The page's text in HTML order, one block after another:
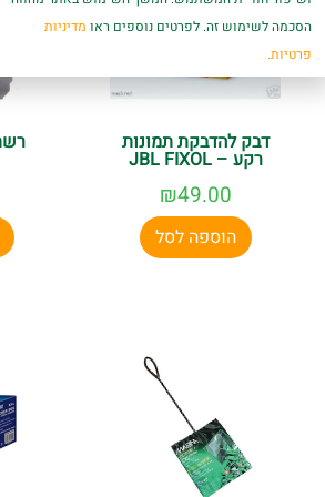
דבק להדבקת תמונות
רקע – JBL FIXOL
₪49.00
הוספה לסל
הסכמה לשימוש זה. לפרטים נוספים ראו מדיניות
פרטיות.